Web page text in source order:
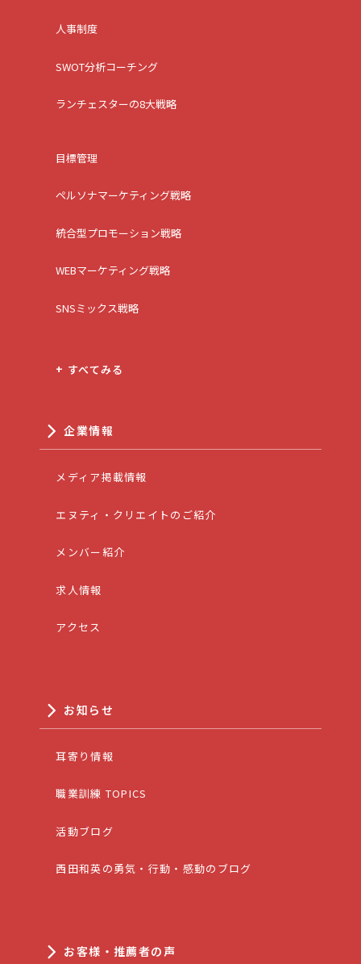
人事制度
SWOT分析コーチング
ランチェスターの8大戦略
目標管理
ペルソナマーケティング戦略
統合型プロモーション戦略
WEBマーケティング戦略
SNSミックス戦略
+ すべてみる
企業情報
メディア掲載情報
エヌティ・クリエイトのご紹介
メンバー紹介
求人情報
アクセス
お知らせ
耳寄り情報
職業訓練 TOPICS
活動ブログ
西田和英の勇気・行動・感動のブログ
お客様・推薦者の声